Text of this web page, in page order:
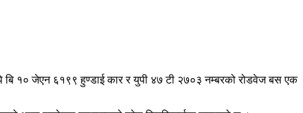
बि १० जेएन ६१९९ हुण्डाई कार र युपी ४७ टी २७०३ नम्बरको रोडवेज बस एक